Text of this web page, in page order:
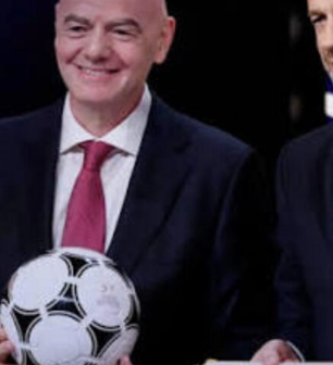
portugueses por el gol de visitante).
Luego de aquel partido, el entrenador
Pirlo, analizó: “Cuando juega Cristiano
normalmente, empiezas 1-0, pero puede
jugador formidable como él no pueda
un doblete Federico (Chiesa) que tuvo un
Hasta los futbolistas de clase mundial,
pueden dejar su sello en un partido.
contribución e intentó hacer lo que tiene
pecado que no haya podido ayudarnos…”.
En tanto que la Juventus está cuarta en
A con 66 unidades, mismo puntaje que el